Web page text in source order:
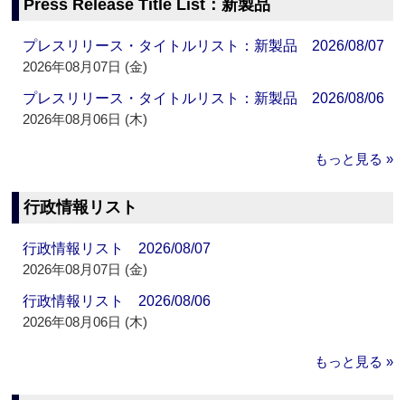
Press Release Title List：新製品
プレスリリース・タイトルリスト：新製品 2026/08/07
2026年08月07日 (金)
プレスリリース・タイトルリスト：新製品 2026/08/06
2026年08月06日 (木)
もっと見る »
行政情報リスト
行政情報リスト 2026/08/07
2026年08月07日 (金)
行政情報リスト 2026/08/06
2026年08月06日 (木)
もっと見る »